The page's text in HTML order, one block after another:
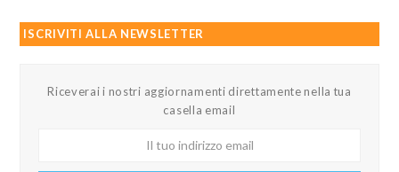
ISCRIVITI ALLA NEWSLETTER
Riceverai i nostri aggiornamenti direttamente nella tua
casella email